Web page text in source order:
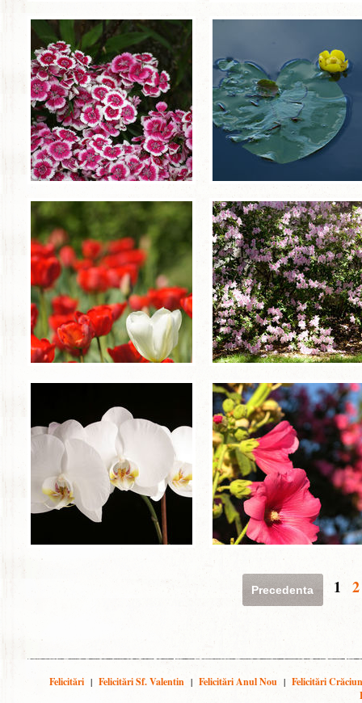
Precedenta 1 2
Felicitări | Felicitări Sf. Valentin | Felicitări Anul Nou | Felicitări